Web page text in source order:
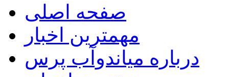
صفحه اصلی
مهمترین اخبار
درباره میاندوآب پرس